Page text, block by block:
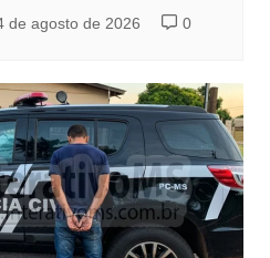
de agosto de 2026 0